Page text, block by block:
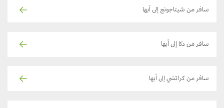
سافر من شيتاجونج إلى أبها
سافر من دكا إلى أبها
سافر من كراتشي إلى أبها